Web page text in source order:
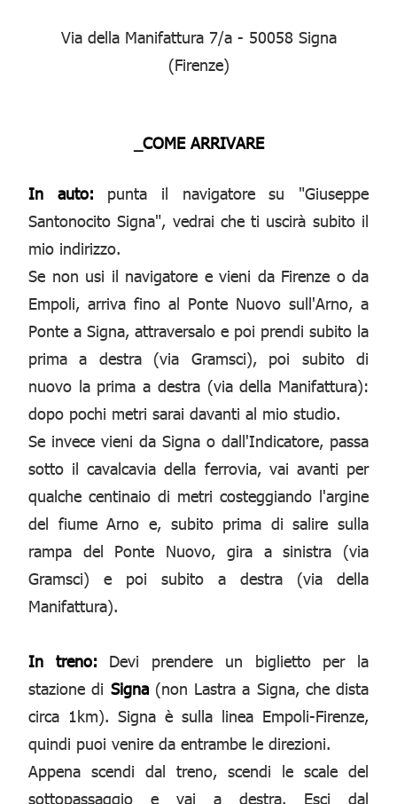
Via della Manifattura 7/a - 50058 Signa
(Firenze)
_COME ARRIVARE
In auto: punta il navigatore su "Giuseppe
Santonocito Signa", vedrai che ti uscirà subito il
mio indirizzo.
Se non usi il navigatore e vieni da Firenze o da
Empoli, arriva fino al Ponte Nuovo sull'Arno, a
Ponte a Signa, attraversalo e poi prendi subito la
prima a destra (via Gramsci), poi subito di
nuovo la prima a destra (via della Manifattura):
dopo pochi metri sarai davanti al mio studio.
Se invece vieni da Signa o dall'Indicatore, passa
sotto il cavalcavia della ferrovia, vai avanti per
qualche centinaio di metri costeggiando l'argine
del fiume Arno e, subito prima di salire sulla
rampa del Ponte Nuovo, gira a sinistra (via
Gramsci) e poi subito a destra (via della
Manifattura).
In treno: Devi prendere un biglietto per la
stazione di Signa(non Lastra a Signa, che dista
circa 1km). Signa è sulla linea Empoli-Firenze,
quindi puoi venire da entrambe le direzioni.
Appena scendi dal treno, scendi le scale del
sottopassaggio e vai a destra. Esci dal